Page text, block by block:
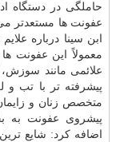
حاملگی در دستگاه
عفونت ها مستعدتر
ابن سینا درباره
معمولاً این عفونت
علائمی مانند
پیشرفته تر با تب و
متخصص زنان و
پیشروی عفونت به
اضافه کرد: شایع